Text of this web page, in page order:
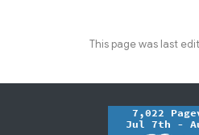
This page was last